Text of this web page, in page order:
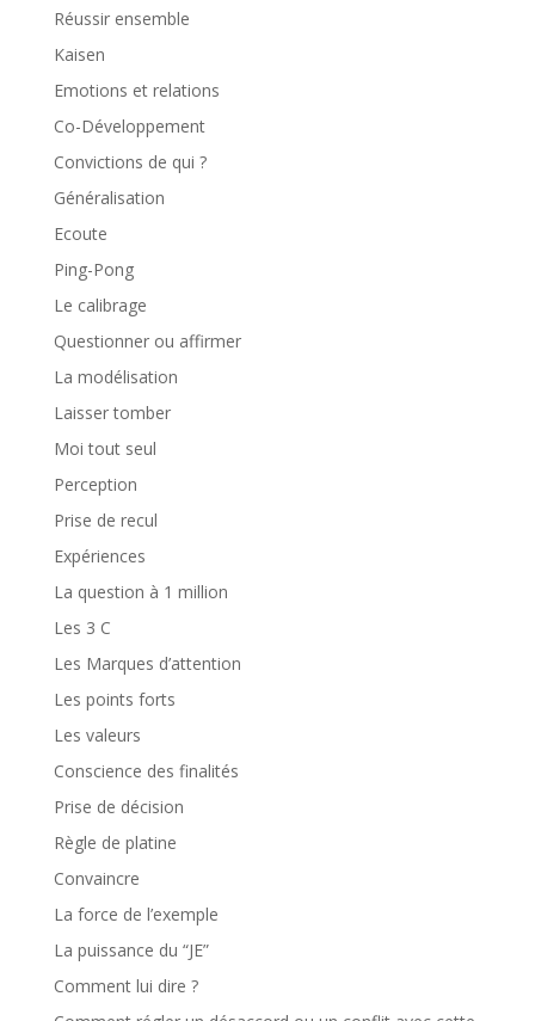
Réussir ensemble
Kaisen
Emotions et relations
Co-Développement
Convictions de qui ?
Généralisation
Ecoute
Ping-Pong
Le calibrage
Questionner ou affirmer
La modélisation
Laisser tomber
Moi tout seul
Perception
Prise de recul
Expériences
La question à 1 million
Les 3 C
Les Marques d’attention
Les points forts
Les valeurs
Conscience des finalités
Prise de décision
Règle de platine
Convaincre
La force de l’exemple
La puissance du “JE”
Comment lui dire ?